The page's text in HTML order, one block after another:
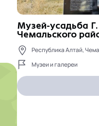
Музей-усадьба
Чемальского
Республика Алтай,
Музеи и галереи